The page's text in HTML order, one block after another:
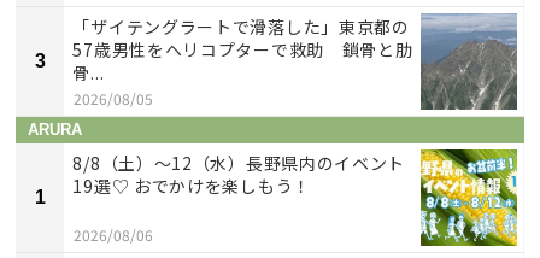
3
「ザイテングラートで滑落した」東京都の
57歳男性をヘリコプターで救助 鎖骨と肋
骨...
2026/08/05
ARURA
1
8/8（土）〜12（水）長野県内のイベント
19選♡ おでかけを楽しもう！
2026/08/06